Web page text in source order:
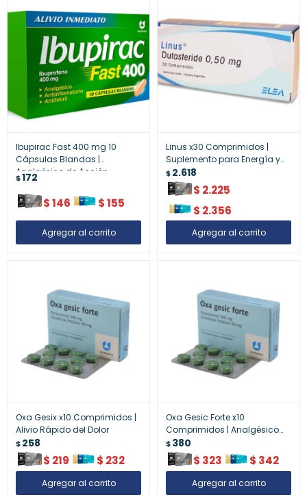
Ibupirac Fast 400 mg 10
Cápsulas Blandas |
Analgésico de Acción
Rápida
$172
$146 $155
Linus x30 Comprimidos |
Suplemento para Energía y
Rendimiento
$2.618
$ 2.225
$ 2.356
Oxa Gesix x10 Comprimidos |
Alivio Rápido del Dolor
$258
$ 219 $ 232
Oxa Gesic Forte x10
Comprimidos | Analgésico
Potente para Dolor Intenso
$380
$ 323 $ 342